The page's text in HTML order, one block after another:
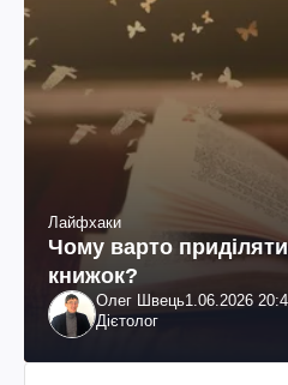
Лайфхаки
Чому варто
книжок?
Олег Швець1.06.2026
Дієтолог